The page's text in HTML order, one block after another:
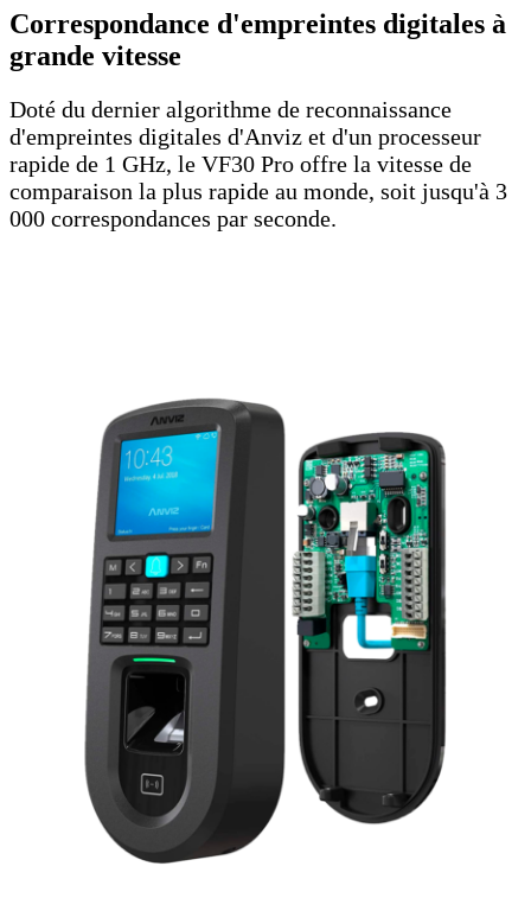
Correspondance d'empreintes digitales à
grande vitesse
Doté du dernier algorithme de reconnaissance
d'empreintes digitales d'Anviz et d'un processeur
rapide de 1 GHz, le VF30 Pro offre la vitesse de
comparaison la plus rapide au monde, soit jusqu'à 3
000 correspondances par seconde.